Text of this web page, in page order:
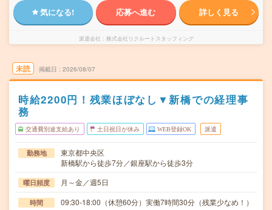
気になる! 応募へ進む 詳しく見る
派遣会社 株式会社リクルートスタッフィング
未読 掲載日 2026/08/07
時給2200円！残業ほぼなし▼新橋での経理事
務
交通費別途支給あり 土日祝日が休み WEB登録OK 派遣
勤務地
東京都中央区
新橋駅から徒歩7分／銀座駅から徒歩3分
曜日頻度 月～金／週5日
時間 09:30-18:00（休憩60分）実働7時間30分（残業少なめ！）